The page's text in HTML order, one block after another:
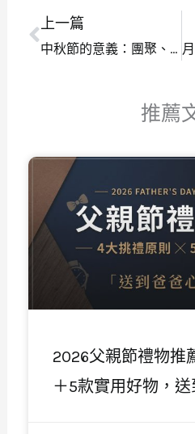
上一頁
上一篇
中秋節的意義：團聚、感恩與傳統的表達
推薦
2026父親節禮物推
＋5款實用好物，送
面 面 面